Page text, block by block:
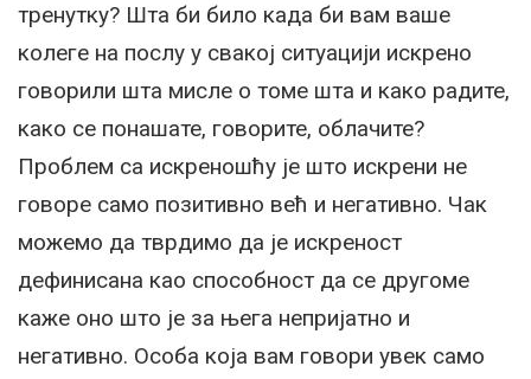
тренутку? Шта би било када би вам ваше
колеге на послу у свакој ситуацији искрено
говорили шта мисле о томе шта и како радите,
како се понашате, говорите, облачите?
Проблем са искреношћу је што искрени не
говоре само позитивно већ и негативно. Чак
можемо да тврдимо да је искреност
дефинисана као способност да се другоме
каже оно што је за њега непријатно и
негативно. Особа која вам говори увек само